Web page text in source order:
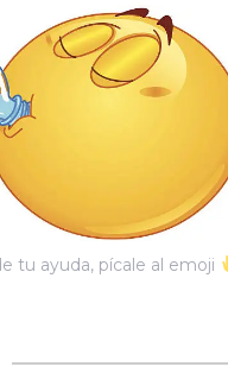
tu ayuda, pícale al emoji